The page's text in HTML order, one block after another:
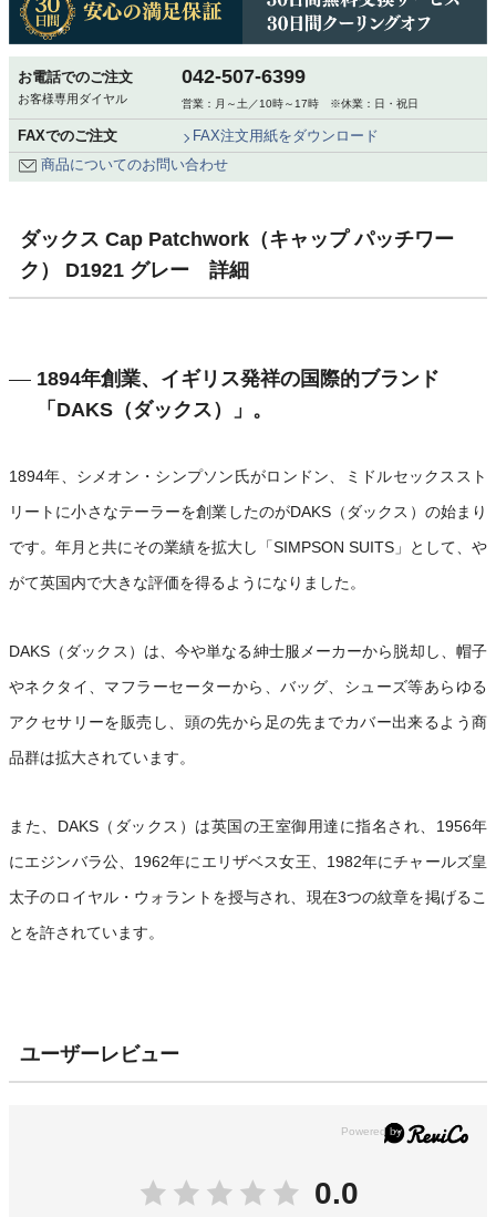
お電話でのご注文
お客様専用ダイヤル
042-507-6399
営業：月～土／10時～17時 ※休業：日・祝日
FAXでのご注文
FAX注文用紙をダウンロード
商品についてのお問い合わせ
ダックス Cap Patchwork（キャップ パッチワー
ク） D1921 グレー 詳細
1894年創業、イギリス発祥の国際的ブランド
「DAKS（ダックス）」。
1894年、シメオン・シンプソン氏がロンドン、ミドルセックススト
リートに小さなテーラーを創業したのがDAKS（ダックス）の始まり
です。年月と共にその業績を拡大し「SIMPSON SUITS」として、や
がて英国内で大きな評価を得るようになりました。
DAKS（ダックス）は、今や単なる紳士服メーカーから脱却し、帽子
やネクタイ、マフラーセーターから、バッグ、シューズ等あらゆる
アクセサリーを販売し、頭の先から足の先までカバー出来るよう商
品群は拡大されています。
また、DAKS（ダックス）は英国の王室御用達に指名され、1956年
にエジンバラ公、1962年にエリザベス女王、1982年にチャールズ皇
太子のロイヤル・ウォラントを授与され、現在3つの紋章を掲げるこ
とを許されています。
ユーザーレビュー
0.0